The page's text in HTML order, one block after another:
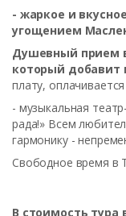
- жаркое и
угощением
Душевный прием
который добавит
плату,
- музыкальная
рада!» Всем
гармонику -
Свободное время в
В стоимость тура